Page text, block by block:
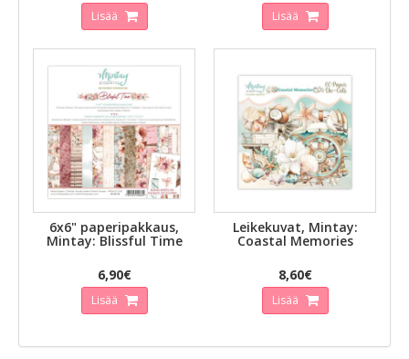
Lisää Lisää
6x6" paperipakkaus,
Mintay: Blissful Time
6,90€
Lisää
Leikekuvat, Mintay:
Coastal Memories
8,60€
Lisää